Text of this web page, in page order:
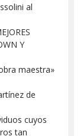
al
Y
maestra»
de
cuyos
tan